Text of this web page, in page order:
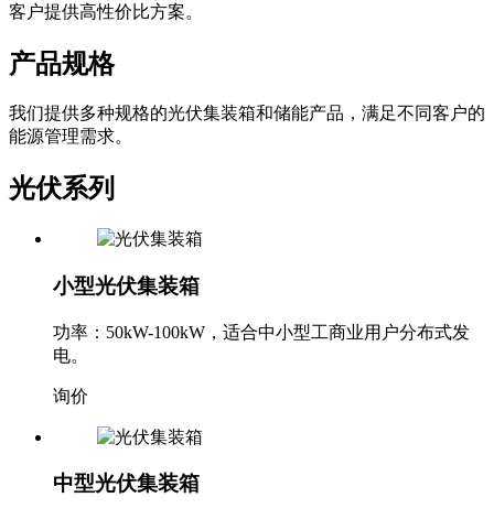
客户提供高性价比方案。
产品规格
我们提供多种规格的光伏集装箱和储能产品，满足不同客户的
能源管理需求。
光伏系列
小型光伏集装箱
功率：50kW-100kW，适合中小型工商业用户分布式发
电。
询价
中型光伏集装箱